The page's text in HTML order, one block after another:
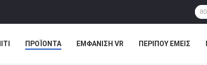
ΠΡΟΪΌΝΤΑ ΕΜΦΆΝΙΣΗ VR ΠΕΡΊΠΟΥ ΕΜΕΊΣ